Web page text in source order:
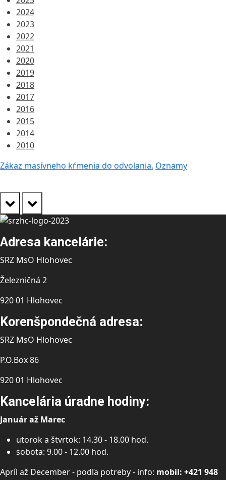
2024
2023
2022
2021
2020
2019
2018
2017
2016
2015
2014
2010
Zákaz masívneho kŕmenia do odvolania. Oznamy
prev next
Adresa kancelárie:
SRZ MsO Hlohovec
Železničná 2
920 01 Hlohovec
Korenšpondečná adresa:
SRZ MsO Hlohovec
P.O.Box 86
920 01 Hlohovec
Kancelária úradne hodiny:
Január až Marec
utorok a štvrtok: 14.30 - 18.00 hod.
sobota: 9.00 - 12.00 hod.
Apríl až December - podľa potreby - info: mobil: +421 948